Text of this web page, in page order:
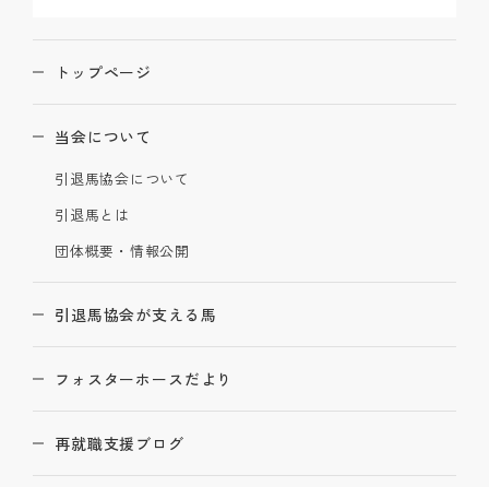
トップページ
当会について
引退馬協会について
引退馬とは
団体概要・情報公開
引退馬協会が支える馬
フォスターホースだより
再就職支援ブログ